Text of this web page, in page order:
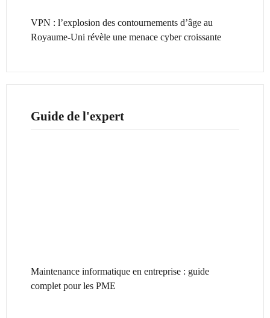
VPN : l’explosion des contournements d’âge au
Royaume-Uni révèle une menace cyber croissante
Guide de l'expert
Maintenance informatique en entreprise : guide
complet pour les PME